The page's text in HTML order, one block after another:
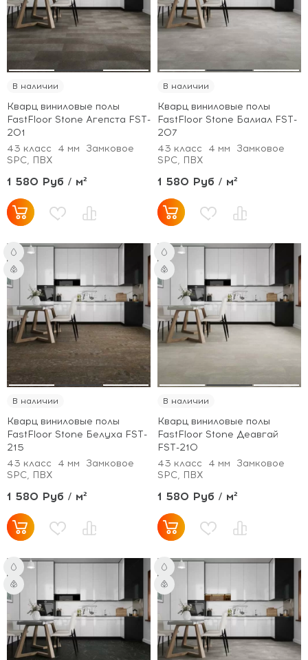
В наличии
Кварц виниловые полы
FastFloor Stone Агепста FST-
201
43 класс
4 мм
Замковое
SPC, ПВХ
1 580 Руб / м²
В наличии
Кварц виниловые полы
FastFloor Stone Балиал FST-
207
43 класс
4 мм
Замковое
SPC, ПВХ
1 580 Руб / м²
В наличии
Кварц виниловые полы
FastFloor Stone Белуха FST-
215
43 класс
4 мм
Замковое
SPC, ПВХ
1 580 Руб / м²
В наличии
Кварц виниловые полы
FastFloor Stone Деавгай
FST-210
43 класс
4 мм
Замковое
SPC, ПВХ
1 580 Руб / м²